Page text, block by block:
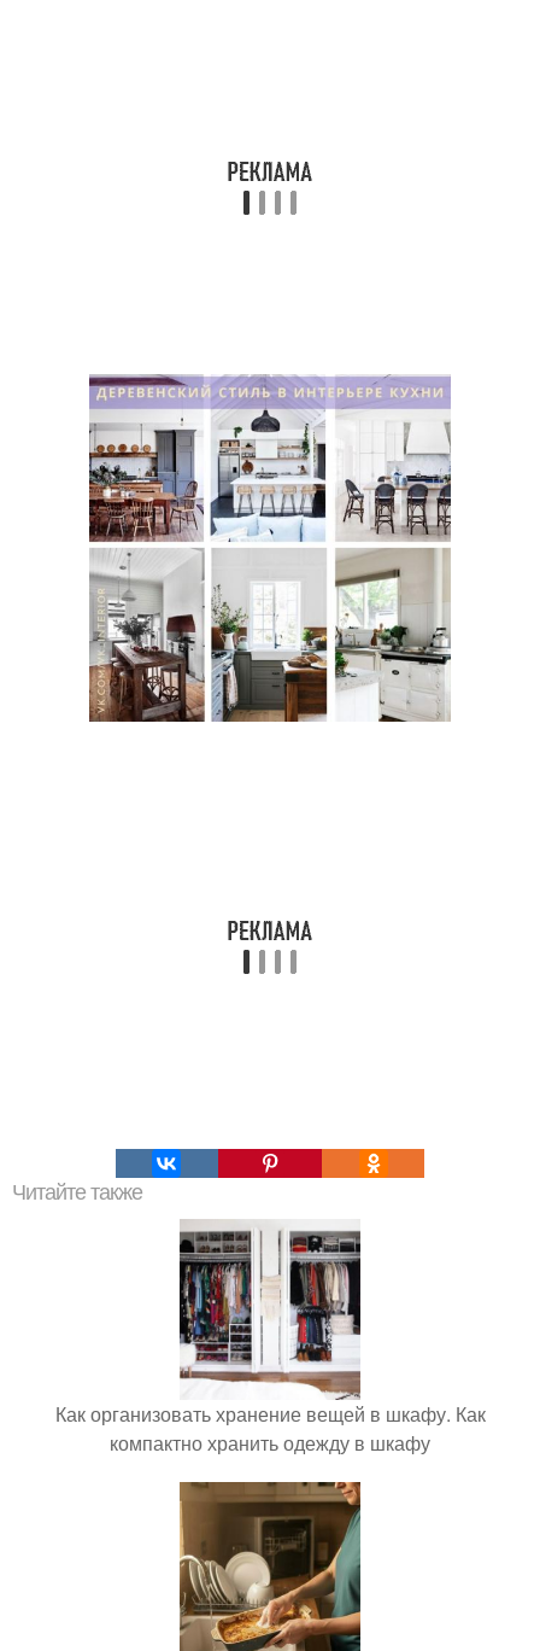
Читайте также
Как организовать хранение вещей в шкафу. Как
компактно хранить одежду в шкафу